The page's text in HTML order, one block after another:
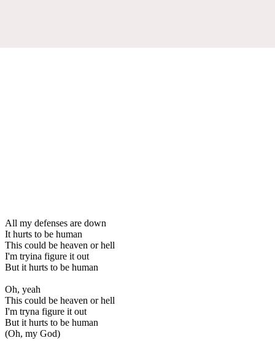
All my defenses are down
It hurts to be human
This could be heaven or hell
I'm tryina figure it out
But it hurts to be human
Oh, yeah
This could be heaven or hell
I'm tryna figure it out
But it hurts to be human
(Oh, my God)